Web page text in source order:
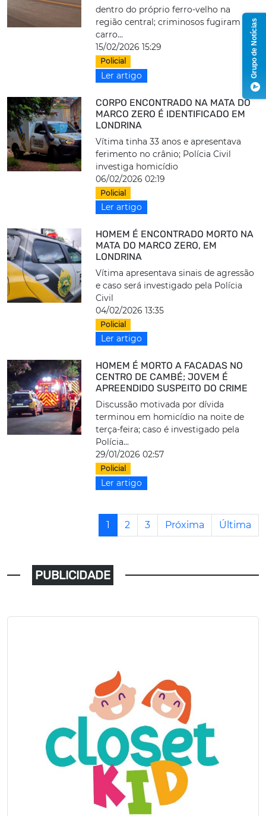
dentro do próprio ferro-velho na
região central; criminosos fugiram em
carro...
15/02/2026 15:29
Policial
Ler artigo
CORPO ENCONTRADO NA MATA DO
MARCO ZERO É IDENTIFICADO EM
LONDRINA
Vítima tinha 33 anos e apresentava
ferimento no crânio; Polícia Civil
investiga homicídio
06/02/2026 02:19
Policial
Ler artigo
HOMEM É ENCONTRADO MORTO NA
MATA DO MARCO ZERO, EM
LONDRINA
Vítima apresentava sinais de agressão
e caso será investigado pela Polícia
Civil
04/02/2026 13:35
Policial
Ler artigo
HOMEM É MORTO A FACADAS NO
CENTRO DE CAMBÉ; JOVEM É
APREENDIDO SUSPEITO DO CRIME
Discussão motivada por dívida
terminou em homicídio na noite de
terça-feira; caso é investigado pela
Polícia...
29/01/2026 02:57
Policial
Ler artigo
1 2 3 Próxima Última
PUBLICIDADE
Grupo de Notícias